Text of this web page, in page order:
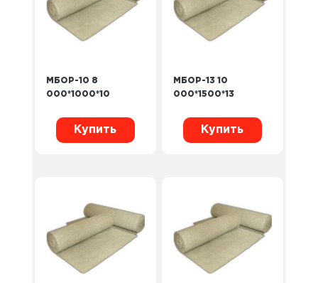
МБОР-10 8
000*1000*10
Купить
МБОР-13 10
000*1500*13
Купить